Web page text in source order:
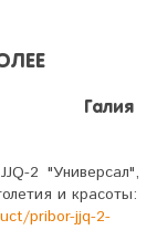
Галия
2 "Универсал",
и красоты:
pribor-jjq-2-